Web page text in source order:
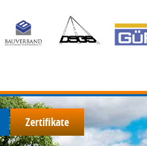
Zertifikate